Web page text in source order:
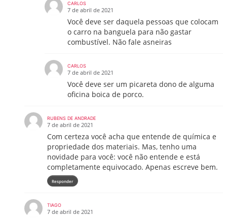
CARLOS
7 de abril de 2021
Você deve ser daquela pessoas que colocam
o carro na banguela para não gastar
combustível. Não fale asneiras
CARLOS
7 de abril de 2021
Você deve ser um picareta dono de alguma
oficina boica de porco.
RUBENS DE ANDRADE
7 de abril de 2021
Com certeza você acha que entende de química e
propriedade dos materiais. Mas, tenho uma
novidade para você: você não entende e está
completamente equivocado. Apenas escreve bem.
Responder
TIAGO
7 de abril de 2021